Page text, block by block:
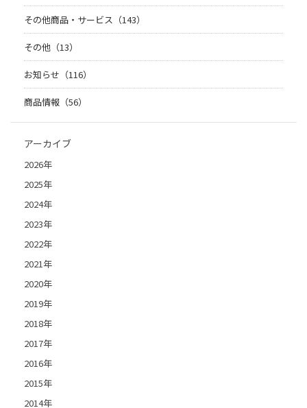
その他商品・サービス（143）
その他（13）
お知らせ（116）
商品情報（56）
アーカイブ
2026年
2025年
2024年
2023年
2022年
2021年
2020年
2019年
2018年
2017年
2016年
2015年
2014年